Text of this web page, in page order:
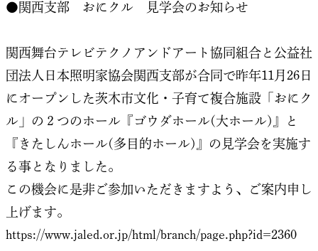
●関西支部 おにクル 見学会のお知らせ
関西舞台テレビテクノアンドアート協同組合と公益社
団法人日本照明家協会関西支部が合同で昨年11月26日
にオープンした茨木市文化・子育て複合施設「おにク
ル」の２つのホール『ゴウダホール(大ホール)』と
『きたしんホール(多目的ホール)』の見学会を実施す
る事となりました。
この機会に是非ご参加いただきますよう、ご案内申し
上げます。
https://www.jaled.or.jp/html/branch/page.php?id=2360